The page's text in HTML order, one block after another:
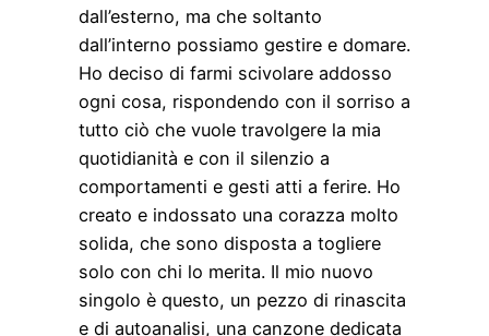
dall’esterno, ma che soltanto
dall’interno possiamo gestire e domare.
Ho deciso di farmi scivolare addosso
ogni cosa, rispondendo con il sorriso a
tutto ciò che vuole travolgere la mia
quotidianità e con il silenzio a
comportamenti e gesti atti a ferire. Ho
creato e indossato una corazza molto
solida, che sono disposta a togliere
solo con chi lo merita. Il mio nuovo
singolo è questo, un pezzo di rinascita
e di autoanalisi, una canzone dedicata